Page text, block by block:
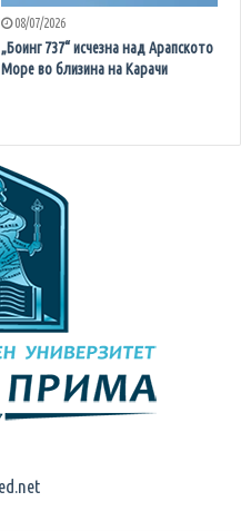
08/07/2026
„Боинг 737“ исчезна над Арапското
Море во близина на Карачи